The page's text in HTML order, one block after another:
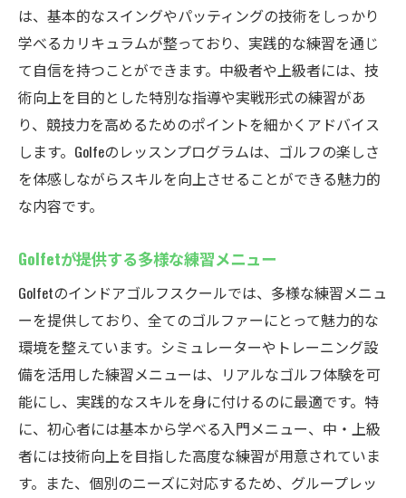
は、基本的なスイングやパッティングの技術をしっかり
学べるカリキュラムが整っており、実践的な練習を通じ
て自信を持つことができます。中級者や上級者には、技
術向上を目的とした特別な指導や実戦形式の練習があ
り、競技力を高めるためのポイントを細かくアドバイス
します。Golfeのレッスンプログラムは、ゴルフの楽しさ
を体感しながらスキルを向上させることができる魅力的
な内容です。
Golfetが提供する多様な練習メニュー
Golfetのインドアゴルフスクールでは、多様な練習メニュ
ーを提供しており、全てのゴルファーにとって魅力的な
環境を整えています。シミュレーターやトレーニング設
備を活用した練習メニューは、リアルなゴルフ体験を可
能にし、実践的なスキルを身に付けるのに最適です。特
に、初心者には基本から学べる入門メニュー、中・上級
者には技術向上を目指した高度な練習が用意されていま
す。また、個別のニーズに対応するため、グループレッ